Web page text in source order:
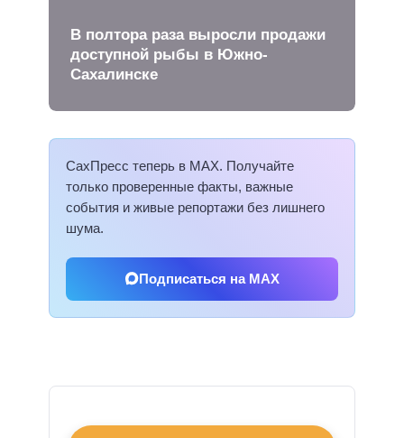
В полтора раза выросли продажи
доступной рыбы в Южно-
Сахалинске
СахПресс теперь в MAX. Получайте
только проверенные факты, важные
события и живые репортажи без лишнего
шума.
Подписаться на MAX